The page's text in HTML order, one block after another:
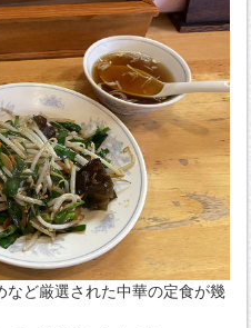
など厳選された中華の定食が幾